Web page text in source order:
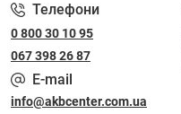
Телефони
0 800 30 10 95
067 398 26 87
E-mail
info@akbcenter.com.ua